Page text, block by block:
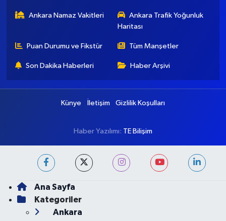
Ankara Namaz Vakitleri
Ankara Trafik Yoğunluk
Haritası
Puan Durumu ve Fikstür Tüm Manşetler
Son Dakika Haberleri Haber Arşivi
Künye İletişim Gizlilik Koşulları
Haber Yazılımı: TE Bilişim
Ana Sayfa
Kategoriler
Ankara